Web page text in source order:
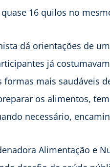
16 quilos no
dá orientações de
já
mais saudáveis
os alimentos,
necessário,
Alimentação e